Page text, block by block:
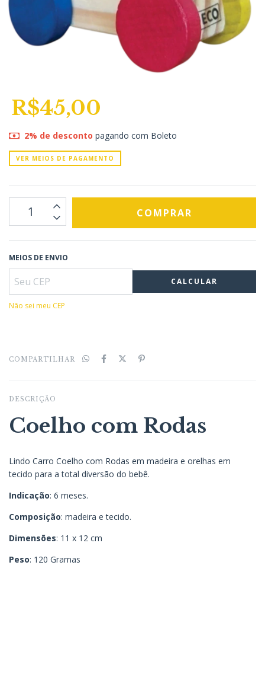
R$45,00
2% de desconto pagando com Boleto
VER MEIOS DE PAGAMENTO
MEIOS DE ENVIO
CALCULAR
Não sei meu CEP
COMPARTILHAR
DESCRIÇÃO
Coelho com Rodas
Lindo Carro Coelho com Rodas em madeira e orelhas em
tecido para a total diversão do bebê.
Indicação: 6 meses.
Composição: madeira e tecido.
Dimensões: 11 x 12 cm
Peso: 120 Gramas